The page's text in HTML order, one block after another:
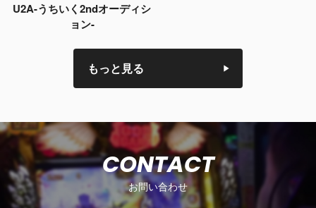
U2A-うちいく2ndオーディシ
ョン-
もっと見る
お問い合わせ
CONTACT